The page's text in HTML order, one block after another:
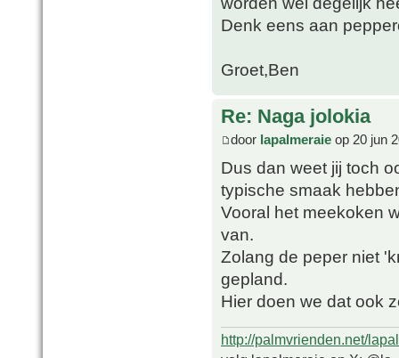
Denk eens aan
Groet,Ben
Re: Naga jolokia
door lapalmeraie op 20 jun
Dus dan weet jij toch
typische smaak
Vooral het meekoken
van.
Zolang de peper niet
gepland.
Hier doen we dat ook
http://palmvrienden.net/